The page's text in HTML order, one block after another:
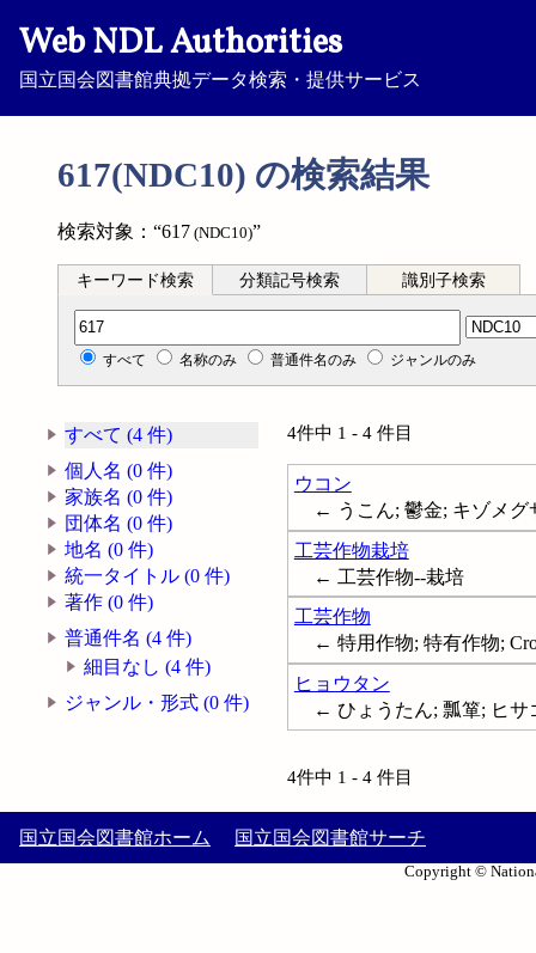
Web NDL Authorities
国立国会図書館典拠データ検索・提供サービス
617(NDC10) の検索結果
検索対象：“617 (NDC10)”
キーワード検索 分類記号検索 識別子検索
分類記号検索
すべて 名称のみ 普通件名のみ ジャンルのみ
すべて (4 件)
個人名 (0 件)
家族名 (0 件)
団体名 (0 件)
地名 (0 件)
統一タイトル (0 件)
著作 (0 件)
普通件名 (4 件)
細目なし (4 件)
ジャンル・形式 (0 件)
4件中 1 - 4 件目
ウコン
← うこん; 鬱金; キゾメグ
工芸作物栽培
← 工芸作物--栽培
工芸作物
← 特用作物; 特有作物;
ヒョウタン
← ひょうたん; 瓢箪; ヒサ
4件中 1 - 4 件目
国立国会図書館ホーム 国立国会図書館サーチ
Copyright ©